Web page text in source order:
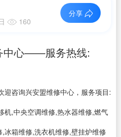
160
分享
中心——服务热线:
迎咨询兴安盟维修中心，服务项目:
机,中央空调维修,热水器维修,燃气
冰箱维修,洗衣机维修,壁挂炉维修